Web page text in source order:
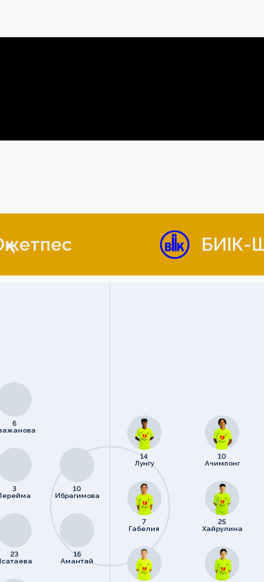
БИІК-
6
3
23
10
Ибрагимова
16
Амантай
14
Лунгу
7
Габелия
10
Ачимпонг
25
Хайрулина